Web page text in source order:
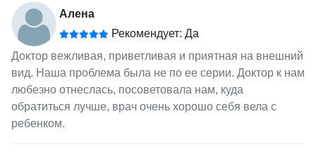
Алена
Рекомендует: Да
Доктор вежливая, приветливая и приятная на внешний
вид. Наша проблема была не по ее серии. Доктор к нам
любезно отнеслась, посоветовала нам, куда
обратиться лучше, врач очень хорошо себя вела с
ребенком.